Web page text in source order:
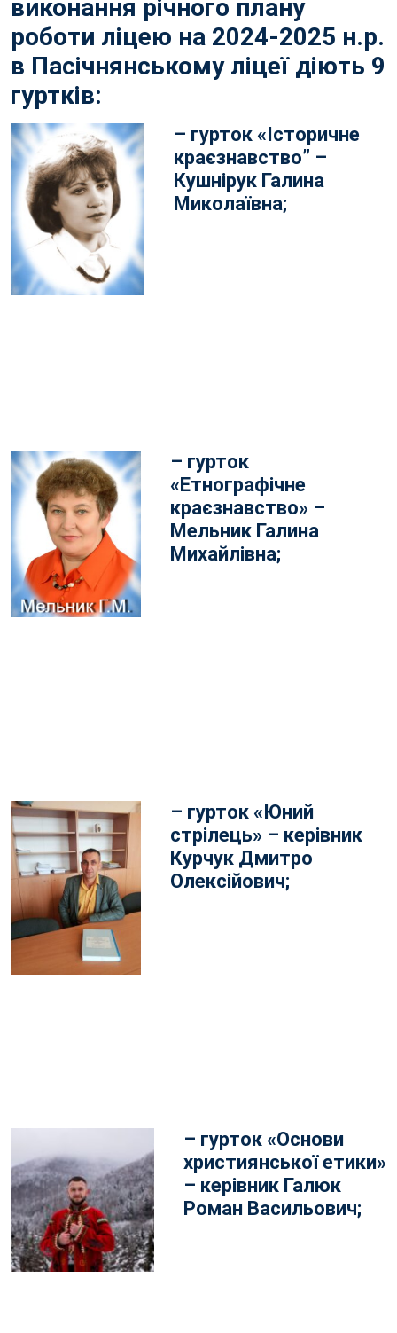
виконання річного плану
роботи ліцею на 2024-2025 н.р.
в Пасічнянському ліцеї діють 9
гуртків:
– гурток «Історичне
краєзнавство” –
Кушнірук Галина
Миколаївна;
– гурток
«Етнографічне
краєзнавство» –
Мельник Галина
Михайлівна;
– гурток «Юний
стрілець» – керівник
Курчук Дмитро
Олексійович;
– гурток «Основи
християнської етики»
– керівник Галюк
Роман Васильович;